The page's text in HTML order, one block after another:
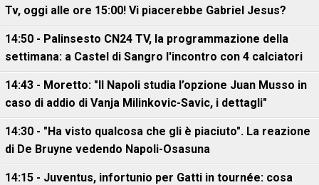
Tv, oggi alle ore 15:00! Vi piacerebbe Gabriel Jesus?
14:50 - Palinsesto CN24 TV, la programmazione della
settimana: a Castel di Sangro l'incontro con 4 calciatori
14:43 - Moretto: "Il Napoli studia l’opzione Juan Musso in
caso di addio di Vanja Milinkovic-Savic, i dettagli"
14:30 - "Ha visto qualcosa che gli è piaciuto". La reazione
di De Bruyne vedendo Napoli-Osasuna
14:15 - Juventus, infortunio per Gatti in tournée: cosa